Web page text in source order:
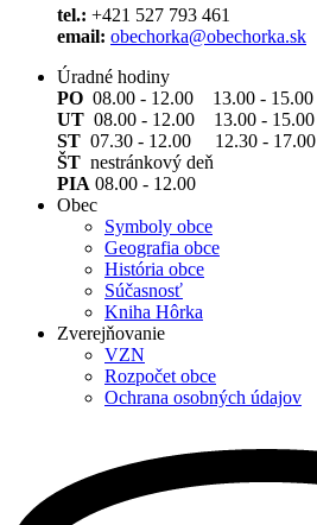
tel.: +421 527 793 461
email: obechorka@obechorka.sk
Úradné hodiny
PO 08.00 - 12.00 13.00 - 15.00
UT 08.00 - 12.00 13.00 - 15.00
ST 07.30 - 12.00 12.30 - 17.00
ŠT nestránkový deň
PIA 08.00 - 12.00
Obec
Symboly obce
Geografia obce
História obce
Súčasnosť
Kniha Hôrka
Zverejňovanie
VZN
Rozpočet obce
Ochrana osobných údajov